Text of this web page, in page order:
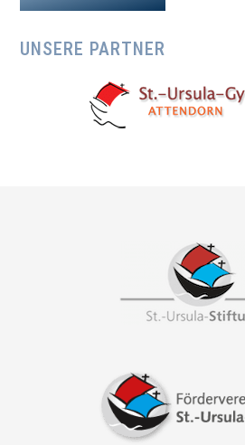
UNSERE PARTNER